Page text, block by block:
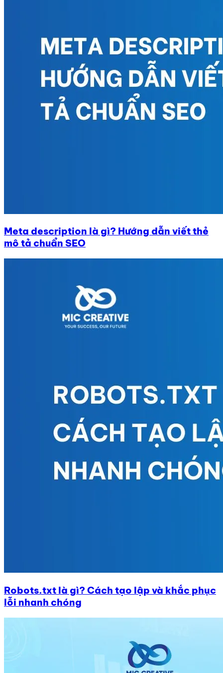
Meta description là gì? Hướng dẫn viết thẻ
mô tả chuẩn SEO
Robots.txt là gì? Cách tạo lập và khắc phục
lỗi nhanh chóng